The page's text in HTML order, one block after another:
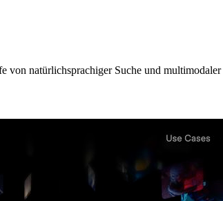
natürlichsprachiger Suche und